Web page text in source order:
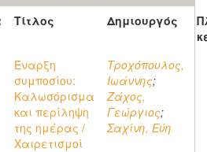
Τίτλος Δημιουργός
Έναρξη
συμποσίου:
Καλωσόρισμα
και περίληψη
της ημέρας /
Χαιρετισμοί
Τροχόπουλος,
Ιωάννης;
Ζάχος,
Γεώργιος;
Σαχίνη, Εύη